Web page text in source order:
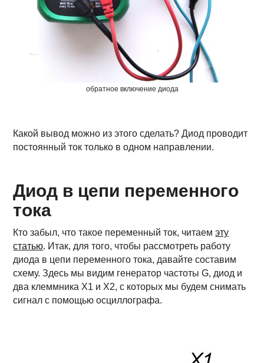
обратное включение диода
Какой вывод можно из этого сделать? Диод проводит
постоянный ток только в одном направлении.
Диод в цепи переменного
тока
Кто забыл, что такое переменный ток, читаемэту
статью. Итак, для того, чтобы рассмотреть работу
диода в цепи переменного тока, давайте составим
схему. Здесь мы видим генератор частоты G, диод и
два клеммника Х1 и Х2, с которых мы будем снимать
сигнал с помощью осциллографа.